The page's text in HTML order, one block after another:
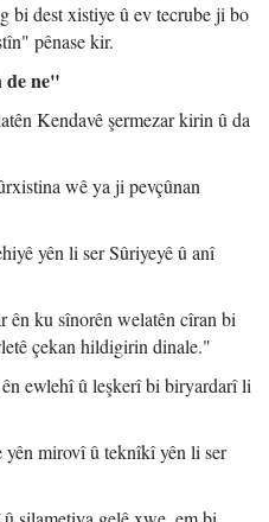
bi dest xistiye û ev tecrube ji bo
pênase kir.
de ne"
Kendavê şermezar kirin û da
wê ya ji pevçûnan
yên li ser Sûriyeyê û anî
ên ku sînorên welatên cîran bi
çekan hildigirin dinale."
ewlehî û leşkerî bi biryardarî li
mirovî û teknîkî yên li ser